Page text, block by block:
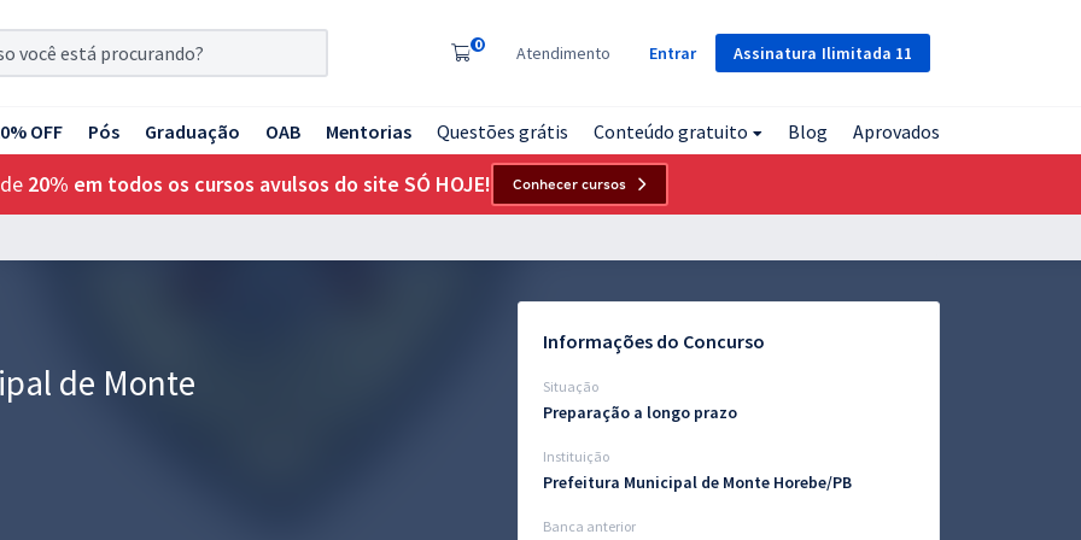
Assinatura Ilimitada 11
0 Atendimento Entrar
OFF Pós Graduação OAB Mentorias Questões grátis Conteúdo gratuito Blog Aprovados
20% em todos os cursos avulsos do site SÓ HOJE! Conhecer cursos
de Monte
Informações do Concurso
Situação
Preparação a longo prazo
Instituição
Prefeitura Municipal de Monte Horebe/PB
Banca anterior